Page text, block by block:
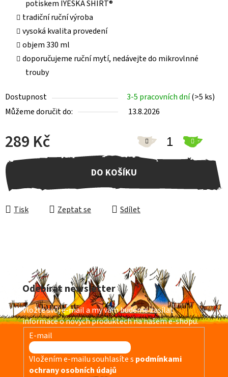
potiskem IYESKA SHIRT®
tradiční ruční výroba
vysoká kvalita provedení
objem 330 ml
doporučujeme ruční mytí, nedávejte do mikrovlnné
trouby
Dostupnost 3-5 pracovních dní(>5 ks)
Můžeme doručit do:
13.8.2026
289 Kč
Měrná cena:
DO KOŠÍKU
Tisk Zeptat se Sdílet
t
Odebírat newsletter
Vložte svůj e-mail a my vám budeme zasílat
informace o nových produktech na našem e-shopu.
E-mail
Vložením e-mailu souhlasíte s podmínkami
ochrany osobních údajů